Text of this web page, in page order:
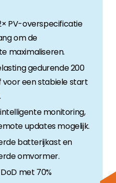
PV-overspecificatie
om de
maximaliseren.
gedurende 200
voor een stabiele start
monitoring,
updates mogelijk.
batterijkast en
omvormer.
met 70%